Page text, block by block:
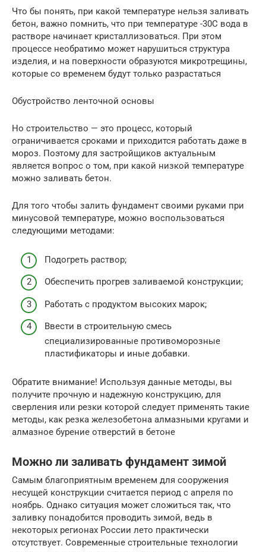
Что бы понять, при какой температуре нельзя заливать
бетон, важно помнить, что при температуре -30С вода в
растворе начинает кристаллизоваться. При этом
процессе необратимо может нарушиться структура
изделия, и на поверхности образуются микротрещины,
которые со временем будут только разрастаться
Обустройство ленточной основы
Но строительство — это процесс, который
ограничивается сроками и приходится работать даже в
мороз. Поэтому для застройщиков актуальным
является вопрос о том, при какой низкой температуре
можно заливать бетон.
Для того чтобы залить фундамент своими руками при
минусовой температуре, можно воспользоваться
следующими методами:
Подогреть раствор;
Обеспечить прогрев заливаемой конструкции;
Работать с продуктом высоких марок;
Ввести в строительную смесь
специализированные противоморозные
пластификаторы и иные добавки.
Обратите внимание! Используя данные методы, вы
получите прочную и надежную конструкцию, для
сверления или резки которой следует применять такие
методы, как резка железобетона алмазными кругами и
алмазное бурение отверстий в бетоне
Можно ли заливать фундамент зимой
Самым благоприятным временем для сооружения
несущей конструкции считается период с апреля по
ноябрь. Однако ситуация может сложиться так, что
заливку понадобится проводить зимой, ведь в
некоторых регионах России лето практически
отсутствует. Современные строительные технологии